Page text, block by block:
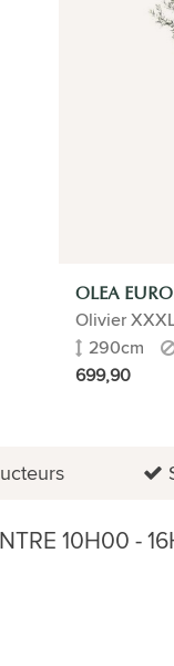
OLEA
Olivier
290cm
699,90
10H00 -